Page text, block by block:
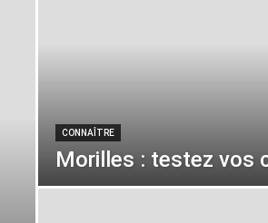
CONNAÎTRE
Morilles : testez vos